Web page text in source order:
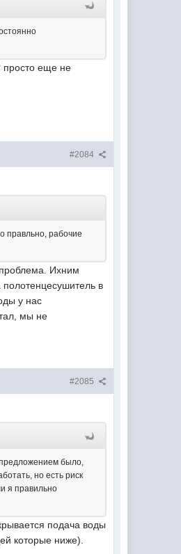
просто еще не
#2084
правльно, рабочие
Ихним
в
у нас
мы не
#2085
предложением было,
но есть риск
я правильно
подача воды
которые ниже).